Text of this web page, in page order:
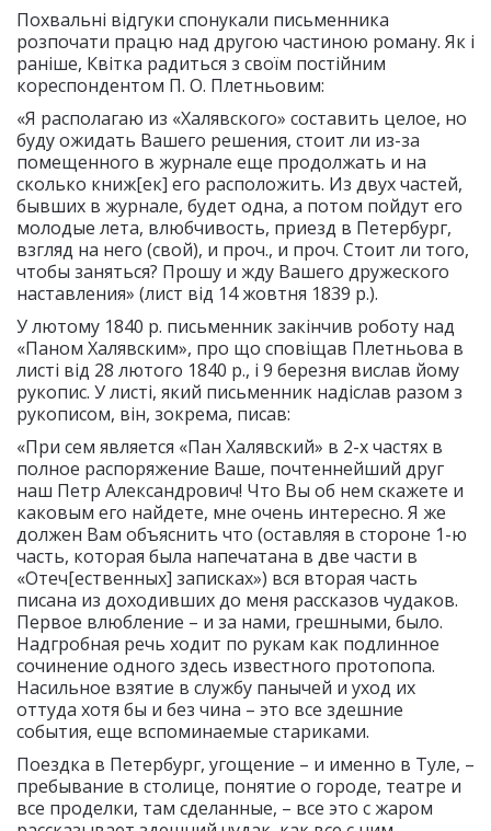
Похвальні відгуки спонукали письменника
розпочати працю над другою частиною роману. Як і
раніше, Квітка радиться з своїм постійним
кореспондентом П. О. Плетньовим:
«Я располагаю из «Халявского» составить целое, но
буду ожидать Вашего решения, стоит ли из-за
помещенного в журнале еще продолжать и на
сколько книж[ек] его расположить. Из двух частей,
бывших в журнале, будет одна, а потом пойдут его
молодые лета, влюбчивость, приезд в Петербург,
взгляд на него (свой), и проч., и проч. Стоит ли того,
чтобы заняться? Прошу и жду Вашего дружеского
наставления» (лист від 14 жовтня 1839 р.).
У лютому 1840 р. письменник закінчив роботу над
«Паном Халявским», про що сповіщав Плетньова в
листі від 28 лютого 1840 р., і 9 березня вислав йому
рукопис. У листі, який письменник надіслав разом з
рукописом, він, зокрема, писав:
«При сем является «Пан Халявский» в 2-х частях в
полное распоряжение Ваше, почтеннейший друг
наш Петр Александрович! Что Вы об нем скажете и
каковым его найдете, мне очень интересно. Я же
должен Вам объяснить что (оставляя в стороне 1-ю
часть, которая была напечатана в две части в
«Отеч[ественных] записках») вся вторая часть
писана из доходивших до меня рассказов чудаков.
Первое влюбление – и за нами, грешными, было.
Надгробная речь ходит по рукам как подлинное
сочинение одного здесь известного протопопа.
Насильное взятие в службу панычей и уход их
оттуда хотя бы и без чина – это все здешние
события, еще вспоминаемые стариками.
Поездка в Петербург, угощение – и именно в Туле, –
пребывание в столице, понятие о городе, театре и
все проделки, там сделанные, – все это с жаром